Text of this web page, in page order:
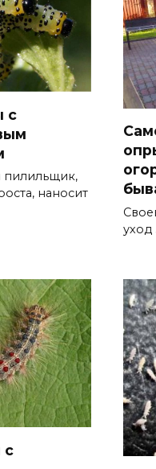
с
наносит
уход
с